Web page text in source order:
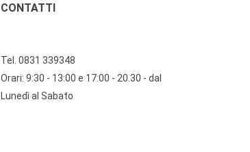
CONTATTI
Tel. 0831 339348
Orari: 9:30 - 13:00 e 17:00 - 20.30 - dal
Lunedì al Sabato